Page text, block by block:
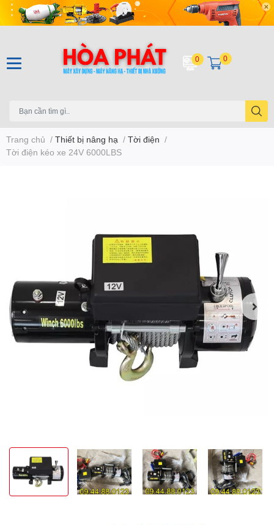
0 0
Trang chủ / Thiết bị nâng hạ / Tời điện /
Tời điện kéo xe 24V 6000LBS